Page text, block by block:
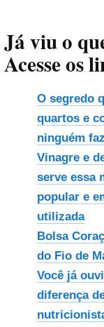
Já viu o
Acesse os
O segredo
quartos e
ninguém
Vinagre e
serve essa
popular e
utilizada
Bolsa
do Fio de
Você já
diferença